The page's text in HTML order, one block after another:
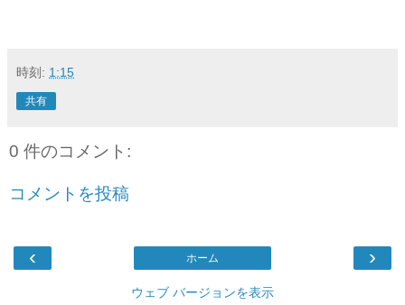
時刻: 1:15
共有
0 件のコメント:
コメントを投稿
‹ ›
ホーム
ウェブ バージョンを表示